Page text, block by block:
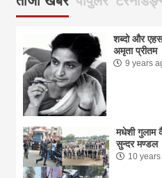
शब्दो और
अमृता प्रीतम
9 years
मधेशी गुलाम
सुन्दर मण्डल
10